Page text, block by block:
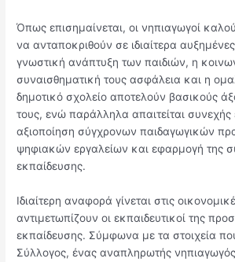
Όπως επισημαίνεται, οι νηπιαγωγοί
να ανταποκριθούν σε ιδιαίτερα
γνωστική ανάπτυξη των παιδιών, η
συναισθηματική τους ασφάλεια και η
δημοτικό σχολείο αποτελούν βασικούς
τους, ενώ παράλληλα απαιτείται
αξιοποίηση σύγχρονων παιδαγωγικών
ψηφιακών εργαλείων και εφαρμογή της
εκπαίδευσης.
Ιδιαίτερη αναφορά γίνεται στις
αντιμετωπίζουν οι εκπαιδευτικοί της
εκπαίδευσης. Σύμφωνα με τα στοιχεία
Σύλλογος, ένας αναπληρωτής